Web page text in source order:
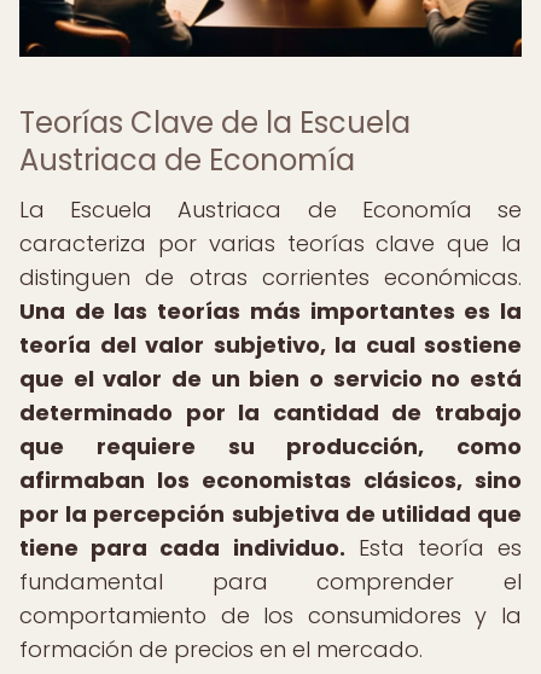
Teorías Clave de la Escuela
Austriaca de Economía
La Escuela Austriaca de Economía se
caracteriza por varias teorías clave que la
distinguen de otras corrientes económicas.
Una de las teorías más importantes es la
teoría del valor subjetivo, la cual sostiene
que el valor de un bien o servicio no está
determinado por la cantidad de trabajo
que requiere su producción, como
afirmaban los economistas clásicos, sino
por la percepción subjetiva de utilidad que
tiene para cada individuo. Esta teoría es
fundamental para comprender el
comportamiento de los consumidores y la
formación de precios en el mercado.